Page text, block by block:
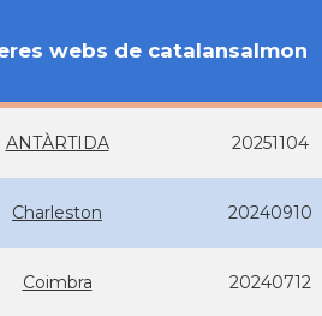
webs de catalansalmon
ANTÀRTIDA 20251104
Charleston 20240910
Coimbra 20240712